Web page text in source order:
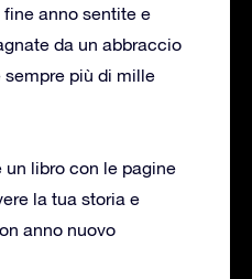
anno sentite e
da un abbraccio
sempre più di mille
un libro con le pagine
la tua storia e
anno nuovo